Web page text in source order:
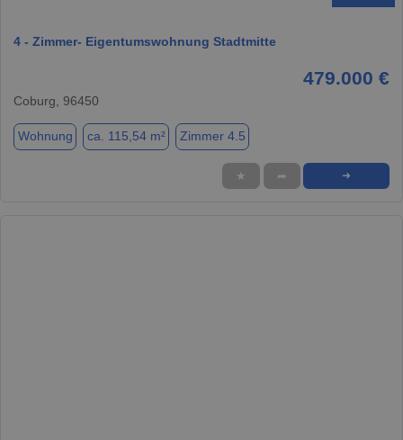
4 - Zimmer- Eigentumswohnung Stadtmitte
479.000 €
Coburg, 96450
Wohnung ca. 115,54 m² Zimmer 4.5
★ ➦ ➜